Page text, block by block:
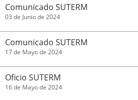
Comunicado SUTERM
03 de Junio de 2024
Comunicado SUTERM
17 de Mayo de 2024
Oficio SUTERM
16 de Mayo de 2024